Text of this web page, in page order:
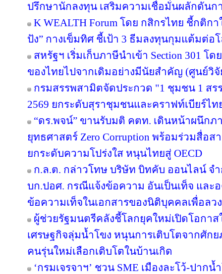
ปรึกษานักลงทุน เสริมความเชื่อมั่นผลักดันก
K WEALTH Forum โดย กสิกรไทย ชี้กติก
ปัง” กางเข็มทิศ ชี้เป้า 3 ธีมลงทุนกุมแต้มต่อ
สหรัฐฯ เริ่มเก็บภาษีนำเข้า Section 301 โ
ของไทยไปจากเดิมอย่างมีนัยสำคัญ (ศูนย์วิจั
กรมสรรพสามิตจัดประกวด "1 ชุมชน 1 สร
2569 ยกระดับสุราชุมชนและคราฟท์เบียร์ไท
“ดร.พจน์” ขานรับมติ คตท. เดินหน้าผนึกภ
ยุทธศาสตร์ Zero Corruption พร้อมร่วมสื่อ
ยกระดับความโปร่งใส หนุนไทยสู่ OECD
ก.ล.ต. กล่าวโทษ บริษัท บิทคับ ออนไลน์ จ
บก.ปอศ. กรณีแจ้งข้อความ อันเป็นเท็จ แล
ข้อความเท็จในเอกสารของนิติบุคคลเพื่อลว
ผู้ช่วยรัฐมนตรีคลังชี้โลกยุคใหม่เปิดโอกา
เศรษฐกิจลุ่มน้ำโขง หนุนการเติบโตจากศัก
คนรุ่นใหม่เลือกเติบโตในบ้านเกิด
‘กรมเจรจาฯ’ ชวน SME เมืองละโว้-ปา